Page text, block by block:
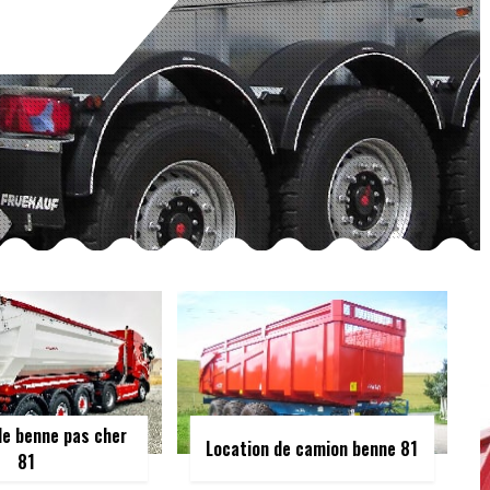
benne pas cher
81
Location de camion benne 81